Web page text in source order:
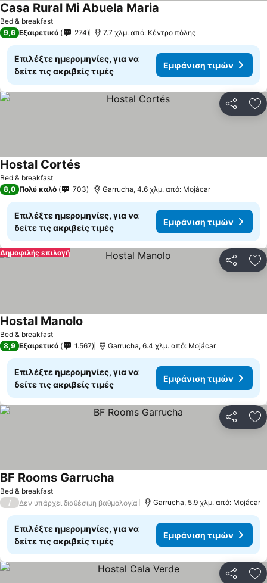
Bed & breakfast
Casa Rural Mi Abuela Maria
9,6 Εξαιρετικό 274 7.7 χλμ. από: Κέντρο πόλης
Επιλέξτε ημερομηνίες, για να
δείτε τις ακριβείς τιμές
Εμφάνιση τιμών
Bed & breakfast
Hostal Cortés
8,0 Πολύ καλό 703 Garrucha, 4.6 χλμ. από: Mojácar
Επιλέξτε ημερομηνίες, για να
δείτε τις ακριβείς τιμές
Εμφάνιση τιμών
Δημοφιλής επιλογή
Bed & breakfast
Hostal Manolo
8,9 Εξαιρετικό 1.567 Garrucha, 6.4 χλμ. από: Mojácar
Επιλέξτε ημερομηνίες, για να
δείτε τις ακριβείς τιμές
Εμφάνιση τιμών
Bed & breakfast
BF Rooms Garrucha
/ Δεν υπάρχει διαθέσιμη βαθμολογία Garrucha, 5.9 χλμ. από: Mojácar
Επιλέξτε ημερομηνίες, για να
δείτε τις ακριβείς τιμές
Εμφάνιση τιμών